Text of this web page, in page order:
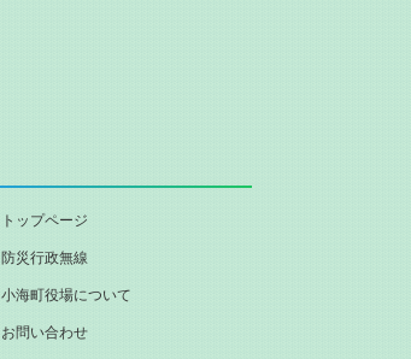
トップページ
防災行政無線
小海町役場について
お問い合わせ